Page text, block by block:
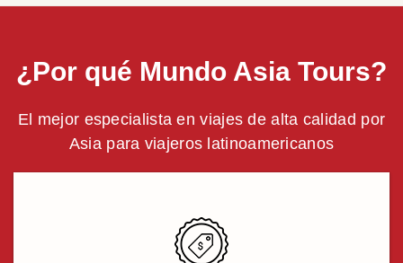
¿Por qué Mundo Asia Tours?
El mejor especialista en viajes de alta calidad por
Asia para viajeros latinoamericanos